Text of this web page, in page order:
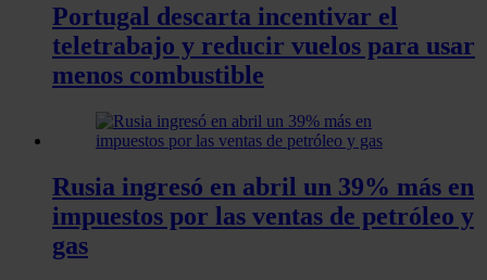
Portugal descarta incentivar el
teletrabajo y reducir vuelos para usar
menos combustible
Rusia ingresó en abril un 39% más en
impuestos por las ventas de petróleo y
gas